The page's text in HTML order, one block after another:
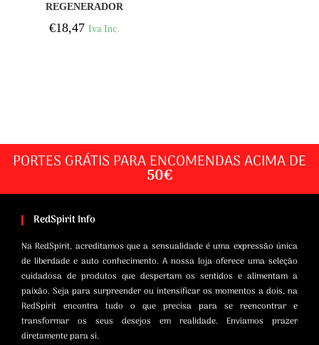
REGENERADOR
ORGANIC CARE 50 ML
€18,47 Iva Inc.
PORTES GRÁTIS PARA ENCOMENDAS ACIMA DE
50€
RedSpirit Info
Na RedSpirit, acreditamos que a sensualidade é uma expressão única
de liberdade e auto conhecimento. A nossa loja oferece uma seleção
cuidadosa de produtos que despertam os sentidos e alimentam a
paixão. Seja para surpreender ou intensificar os momentos a dois, na
RedSpirit encontra tudo o que precisa para se reencontrar e
transformar os seus desejos em realidade. Enviamos prazer
diretamente para si.